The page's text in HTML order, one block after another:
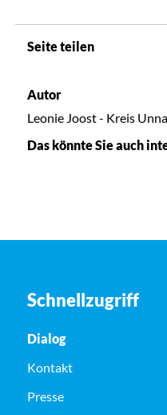
Seite teilen
Autor
Leonie Joost - Kreis Unna
Das könnte Sie auch
Schnellzugriff
Dialog
Kontakt
Presse